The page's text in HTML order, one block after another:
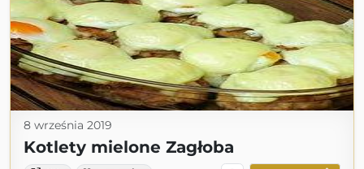
8 września 2019
Kotlety mielone Zagłoba